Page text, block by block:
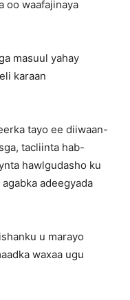
oo waafajinaya
masuul yahay
karaan
tayo ee diiwaan-
tacliinta hab-
hawlgudasho ku
adeegyada
u marayo
waxaa ugu